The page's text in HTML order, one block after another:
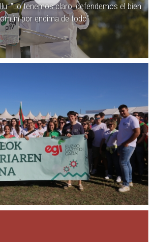
''Lo tenemos claro: defendemos el bien
por encima de todo''